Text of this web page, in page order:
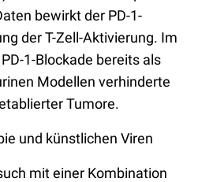
bewirkt der PD-1-
der T-Zell-Aktivierung. Im
1-Blockade bereits als
Modellen verhinderte
Tumore.
und künstlichen Viren
mit einer Kombination